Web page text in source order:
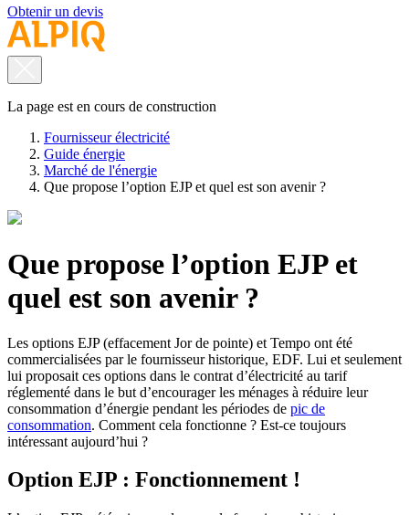
Obtenir un devis
La page est en cours de construction
Fournisseur électricité
Guide énergie
Marché de l'énergie
Que propose l’option EJP et quel est son avenir ?
Que propose l’option EJP et
quel est son avenir ?
Les options EJP (effacement Jor de pointe) et Tempo ont été
commercialisées par le fournisseur historique, EDF. Lui et seulement
lui proposait ces options dans le contrat d’électricité au tarif
réglementé dans le but d’encourager les ménages à réduire leur
consommation d’énergie pendant les périodes de pic de
consommation. Comment cela fonctionne ? Est-ce toujours
intéressant aujourd’hui ?
Option EJP : Fonctionnement !